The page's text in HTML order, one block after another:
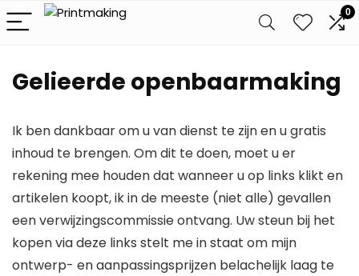
0
Gelieerde openbaarmaking
Ik ben dankbaar om u van dienst te zijn en u gratis
inhoud te brengen. Om dit te doen, moet u er
rekening mee houden dat wanneer u op links klikt en
artikelen koopt, ik in de meeste (niet alle) gevallen
een verwijzingscommissie ontvang. Uw steun bij het
kopen via deze links stelt me in staat om mijn
ontwerp- en aanpassingsprijzen belachelijk laag te